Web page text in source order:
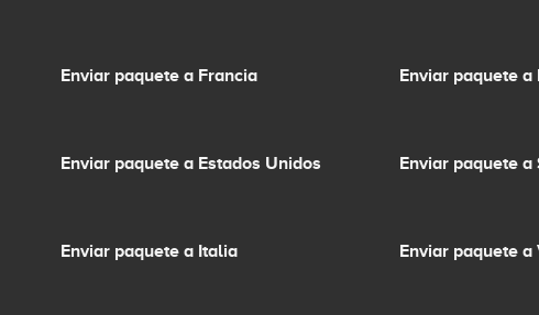
Enviar paquete a Francia
Enviar paquete a Estados Unidos
Enviar paquete a Italia
Enviar paquete a
Enviar paquete
Enviar paquete